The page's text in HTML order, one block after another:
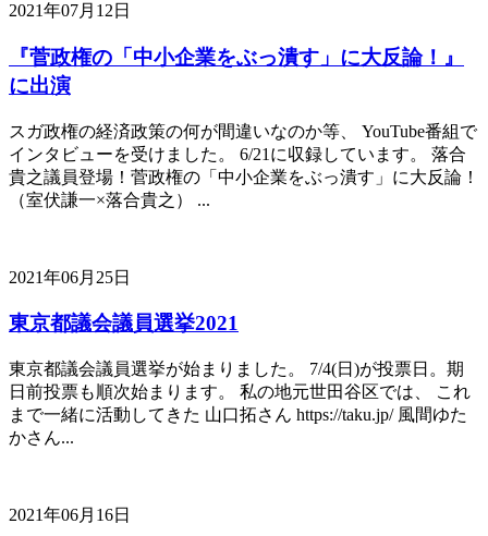
2021年07月12日
『菅政権の「中小企業をぶっ潰す」に大反論！』
に出演
スガ政権の経済政策の何が間違いなのか等、 YouTube番組で
インタビューを受けました。 6/21に収録しています。 落合
貴之議員登場！菅政権の「中小企業をぶっ潰す」に大反論！
（室伏謙一×落合貴之） ...
2021年06月25日
東京都議会議員選挙2021
東京都議会議員選挙が始まりました。 7/4(日)が投票日。期
日前投票も順次始まります。 私の地元世田谷区では、 これ
まで一緒に活動してきた 山口拓さん https://taku.jp/ 風間ゆた
かさん...
2021年06月16日